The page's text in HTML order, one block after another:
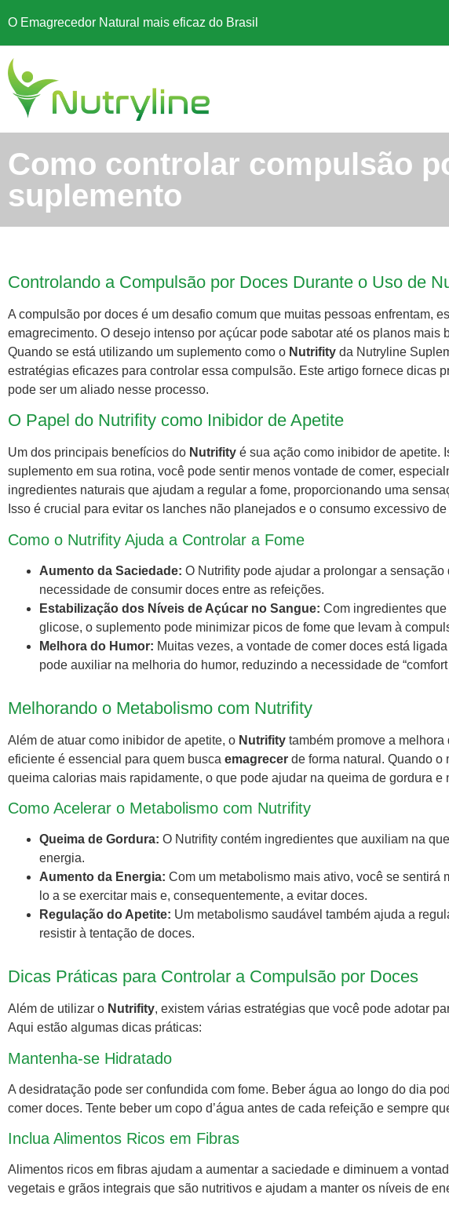
O Emagrecedor Natural mais eficaz do Brasil
Como controlar compulsão
suplemento
Controlando a Compulsão por Doces Durante o Uso de
A compulsão por doces é um desafio comum que muitas pessoas enfrentam,
emagrecimento. O desejo intenso por açúcar pode sabotar até os planos mais
Quando se está utilizando um suplemento como o Nutrifity da Nutryline
estratégias eficazes para controlar essa compulsão. Este artigo fornece dicas
pode ser um aliado nesse processo.
O Papel do Nutrifity como Inibidor de Apetite
Um dos principais benefícios do Nutrifity é sua ação como inibidor de apetite.
suplemento em sua rotina, você pode sentir menos vontade de comer,
ingredientes naturais que ajudam a regular a fome, proporcionando uma
Isso é crucial para evitar os lanches não planejados e o consumo excessivo de
Como o Nutrifity Ajuda a Controlar a Fome
Aumento da Saciedade: O Nutrifity pode ajudar a prolongar a
necessidade de consumir doces entre as refeições.
Estabilização dos Níveis de Açúcar no Sangue: Com ingredientes
glicose, o suplemento pode minimizar picos de fome que levam à
Melhora do Humor: Muitas vezes, a vontade de comer doces está
pode auxiliar na melhoria do humor, reduzindo a necessidade de “comfort
Melhorando o Metabolismo com Nutrifity
Além de atuar como inibidor de apetite, o Nutrifity também promove a
eficiente é essencial para quem busca emagrecer de forma natural. Quando
queima calorias mais rapidamente, o que pode ajudar na queima de gordura e
Como Acelerar o Metabolismo com Nutrifity
Queima de Gordura: O Nutrifity contém ingredientes que auxiliam na
energia.
Aumento da Energia: Com um metabolismo mais ativo, você se sentirá
lo a se exercitar mais e, consequentemente, a evitar doces.
Regulação do Apetite: Um metabolismo saudável também ajuda a
resistir à tentação de doces.
Dicas Práticas para Controlar a Compulsão por Doces
Além de utilizar o Nutrifity, existem várias estratégias que você pode adotar
Aqui estão algumas dicas práticas:
Mantenha-se Hidratado
A desidratação pode ser confundida com fome. Beber água ao longo do dia
comer doces. Tente beber um copo d’água antes de cada refeição e sempre
Inclua Alimentos Ricos em Fibras
Alimentos ricos em fibras ajudam a aumentar a saciedade e diminuem a
vegetais e grãos integrais que são nutritivos e ajudam a manter os níveis de